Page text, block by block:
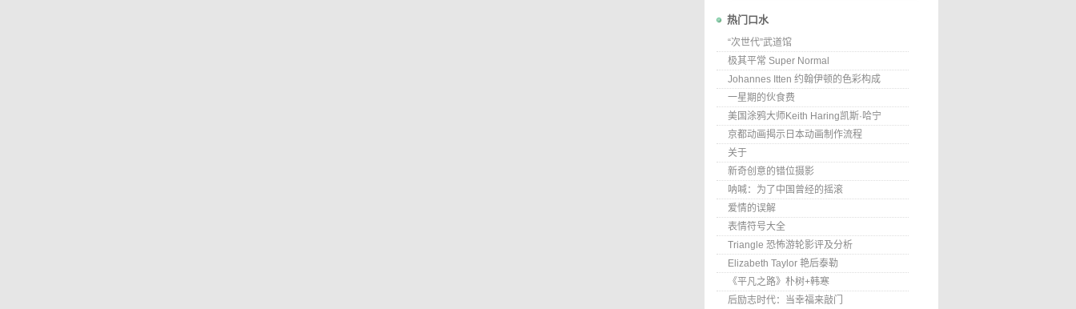
热门口水
“次世代”武道馆
极其平常 Super Normal
Johannes Itten 约翰伊顿的色彩构成
一星期的伙食费
美国涂鸦大师Keith Haring凯斯·哈宁
京都动画揭示日本动画制作流程
关于
新奇创意的错位摄影
呐喊：为了中国曾经的摇滚
爱情的误解
表情符号大全
Triangle 恐怖游轮影评及分析
Elizabeth Taylor 艳后泰勒
《平凡之路》朴树+韩寒
后励志时代：当幸福来敲门